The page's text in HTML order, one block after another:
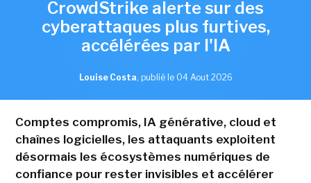
CrowdStrike alerte sur des
cyberattaques plus furtives,
accélérées par l'IA
Louise Costa, publié le 04 Aout 2026
Comptes compromis, IA générative, cloud et
chaînes logicielles, les attaquants exploitent
désormais les écosystèmes numériques de
confiance pour rester invisibles et accélérer